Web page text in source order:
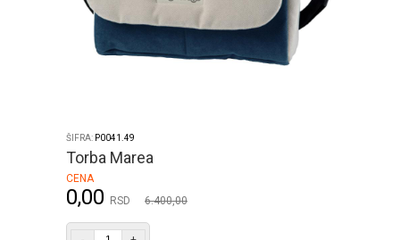
ŠIFRA: P0041.49
Torba Marea
CENA
0,00 RSD 6.400,00